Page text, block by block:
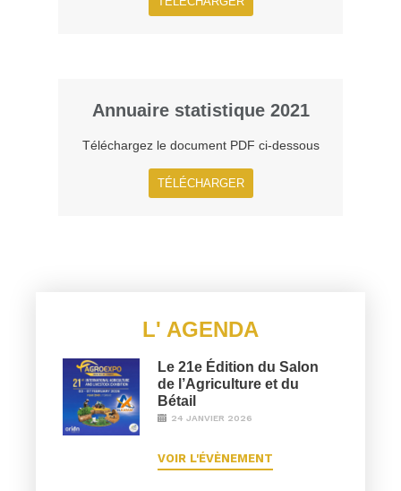
Annuaire statistique 2021
Téléchargez le document PDF ci-dessous​
TÉLÉCHARGER
L' AGENDA
Le 21e Édition du Salon
de l’Agriculture et du
Bétail
24 JANVIER 2026
VOIR L'ÉVÈNEMENT